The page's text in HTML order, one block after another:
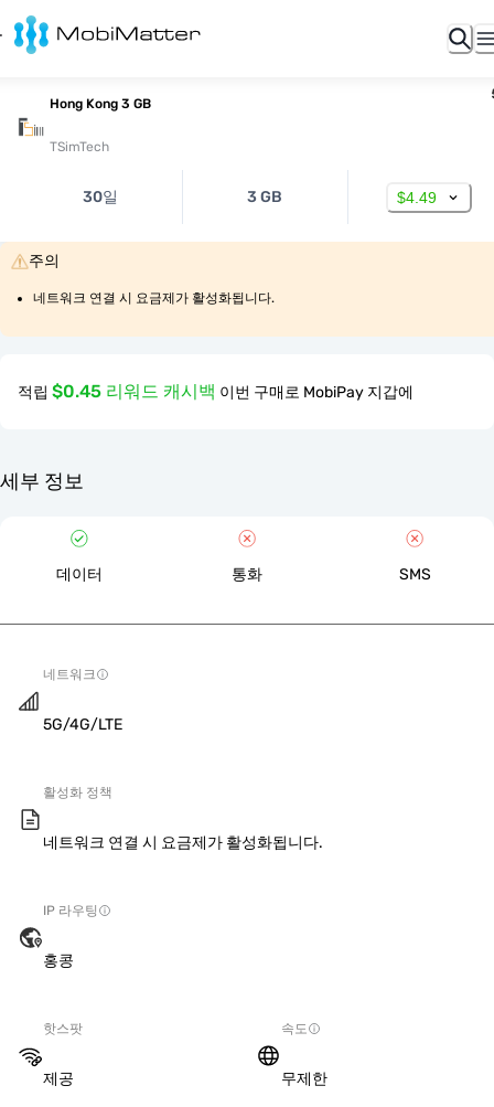
Hong Kong 3 GB
TSimTech
30일 3 GB $4.49
주의
네트워크 연결 시 요금제가 활성화됩니다.
적립 $0.45 리워드 캐시백 이번 구매로 MobiPay 지갑에
세부 정보
데이터 통화 SMS
네트워크
5G/4G/LTE
활성화 정책
네트워크 연결 시 요금제가 활성화됩니다.
IP 라우팅
홍콩
핫스팟
제공
속도
무제한